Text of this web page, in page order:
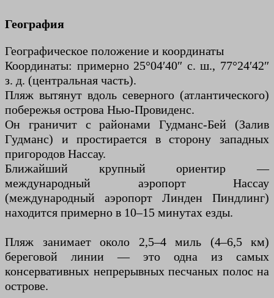
География
Географическое положение и координаты
Координаты: примерно 25°04′40″ с. ш., 77°24′42″
з. д. (центральная часть).
Пляж вытянут вдоль северного (атлантического)
побережья острова Нью-Провиденс.
Он граничит с районами Гудманс-Бей (Залив
Гудманс) и простирается в сторону западных
пригородов Нассау.
Ближайший крупный ориентир —
международный аэропорт Нассау
(международный аэропорт Линден Пиндлинг)
находится примерно в 10–15 минутах езды.
Пляж занимает около 2,5–4 миль (4–6,5 км)
береговой линии — это одна из самых
консервативных непрерывных песчаных полос на
острове.